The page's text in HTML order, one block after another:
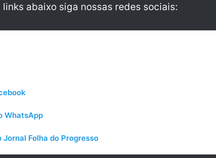
abaixo siga nossas redes sociais:
WhatsApp
Folha do Progresso